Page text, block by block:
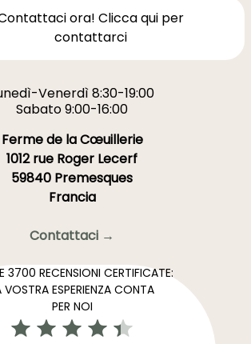
ora! Clicca qui per
contattarci
Venerdì 8:30-19:00
Sabato 9:00-16:00
Ferme de la Cœuillerie
1012 rue Roger Lecerf
59840 Premesques
Francia
Contattaci →
3700 RECENSIONI CERTIFICATE:
VOSTRA ESPERIENZA CONTA
PER NOI